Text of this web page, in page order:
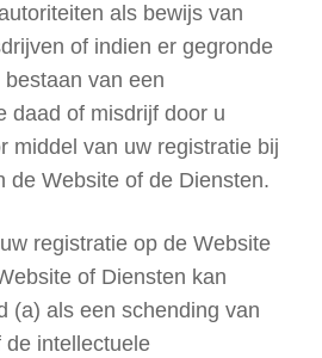
als bewijs van
of indien er gegronde
van een
daad of misdrijf door u
middel van uw registratie bij
de Website of de Diensten.
registratie op de Website
of Diensten kan
(a) als een schending van
de intellectuele